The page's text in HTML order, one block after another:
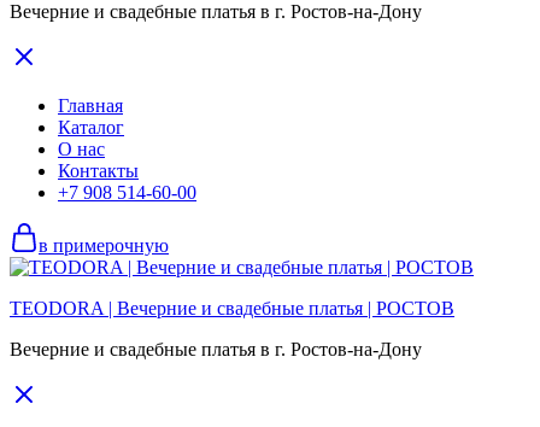
Вечерние и свадебные платья в г. Ростов-на-Дону
Главная
Каталог
О нас
Контакты
+7 908 514-60-00
в примерочную
TEODORA | Вечерние и свадебные платья | РОСТОВ
Вечерние и свадебные платья в г. Ростов-на-Дону